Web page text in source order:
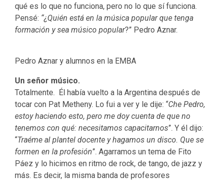
qué es lo que no funciona, pero no lo que sí funciona.
Pensé: “¿Quién está en la música popular que tenga
formación y sea músico popular?” Pedro Aznar.
Pedro Aznar y alumnos en la EMBA
Un señor músico.
Totalmente. Él había vuelto a la Argentina después de
tocar con Pat Metheny. Lo fui a ver y le dije: “Che Pedro,
estoy haciendo esto, pero me doy cuenta de que no
tenemos con qué: necesitamos capacitarnos”. Y él dijo:
“Traéme al plantel docente y hagamos un disco. Que se
formen en la profesión”. Agarramos un tema de Fito
Páez y lo hicimos en ritmo de rock, de tango, de jazz y
más. Es decir, la misma banda de profesores